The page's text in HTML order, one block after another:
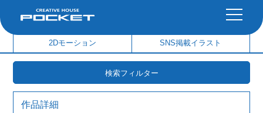
社内制作イラスト
2Dモーション SNS掲載イラスト
検索フィルター
作品詳細